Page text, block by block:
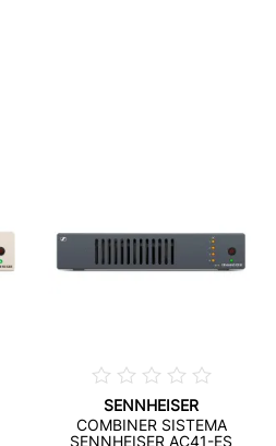
SENNHEISER
COMBINER SISTEMA
SENNHEISER AC41-ES